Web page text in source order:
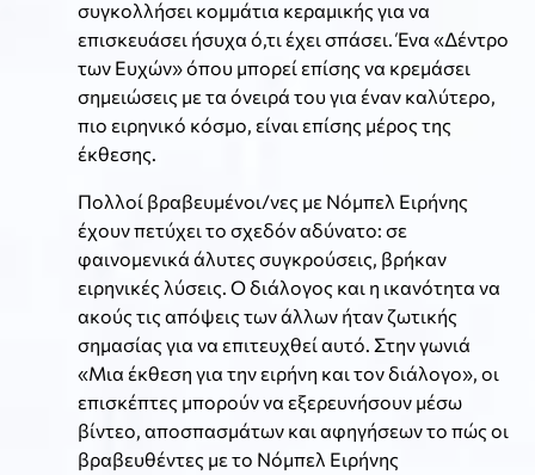
συγκολλήσει κομμάτια κεραμικής για να
επισκευάσει ήσυχα ό,τι έχει σπάσει. Ένα «Δέντρο
των Ευχών» όπου μπορεί επίσης να κρεμάσει
σημειώσεις με τα όνειρά του για έναν καλύτερο,
πιο ειρηνικό κόσμο, είναι επίσης μέρος της
έκθεσης.
Πολλοί βραβευμένοι/νες με Νόμπελ Ειρήνης
έχουν πετύχει το σχεδόν αδύνατο: σε
φαινομενικά άλυτες συγκρούσεις, βρήκαν
ειρηνικές λύσεις. Ο διάλογος και η ικανότητα να
ακούς τις απόψεις των άλλων ήταν ζωτικής
σημασίας για να επιτευχθεί αυτό. Στην γωνιά
«Μια έκθεση για την ειρήνη και τον διάλογο», οι
επισκέπτες μπορούν να εξερευνήσουν μέσω
βίντεο, αποσπασμάτων και αφηγήσεων το πώς οι
βραβευθέντες με το Νόμπελ Ειρήνης